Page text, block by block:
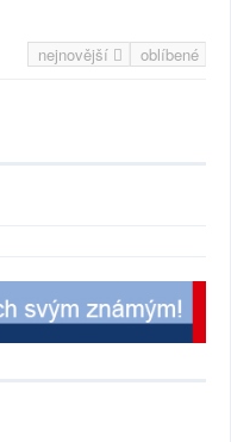
nejnovější oblíbené